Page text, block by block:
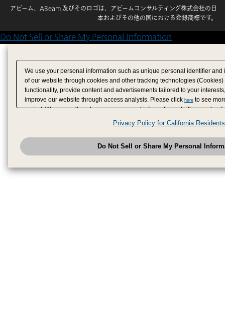
アビーム、ABeam 及びそのロゴは、アビームコンサルティング株式会社の日
本およびその他の国における登録商標です。
Do Not Sell or Share My Personal Information
We use your personal information such as unique personal identifier
of our website through cookies and other tracking technologies
functionality, provide content and advertisements tailored to your
improve our website through access analysis. Please click here to see
period. We may sell or share your personal information to/with our
analytics service partners. These partners may combine the data shared
have provided to them or that they have collected from your use of their
analyze and optimize advertisements delivered to you by businesses
have the right to opt out of sale or share of your personal information by
to exercise your right. If we have detected an opt-out
honored.Change your sell or share preference
Privacy Policy for California Residents
Do Not Sell or Share My Personal